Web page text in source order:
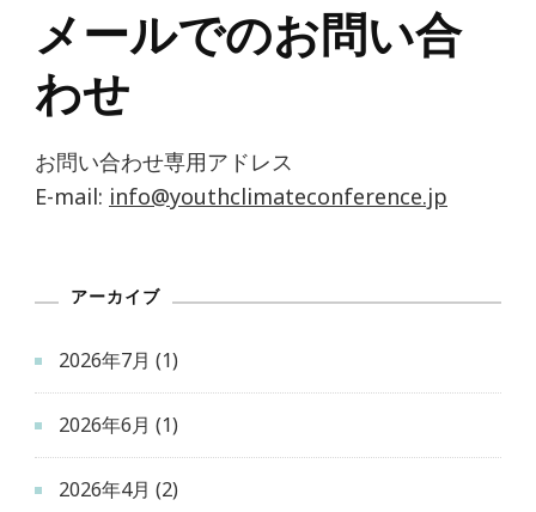
メールでのお問い合
わせ
お問い合わせ専用アドレス
E-mail: info@youthclimateconference.jp
アーカイブ
2026年7月 (1)
2026年6月 (1)
2026年4月 (2)